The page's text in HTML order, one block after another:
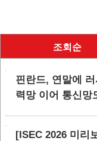
조회순
핀란드, 연말에
력망 이어 통신망
[ISEC 2026 미리